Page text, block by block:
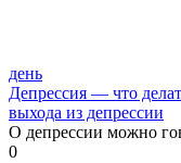
день
Депрессия — что
выхода из депрессии
О депрессии можно
0